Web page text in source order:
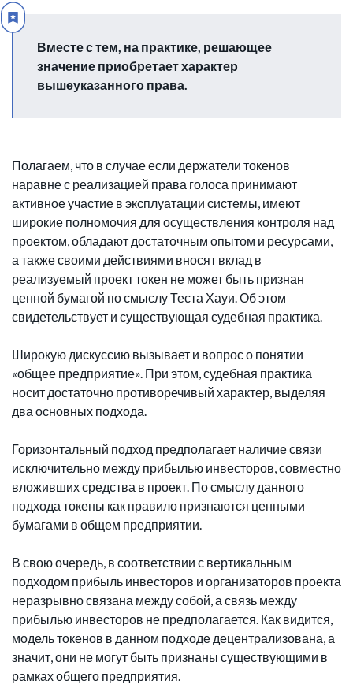
Вместе с тем, на практике, решающее
значение приобретает характер
вышеуказанного права.
Полагаем, что в случае если держатели токенов
наравне с реализацией права голоса принимают
активное участие в эксплуатации системы, имеют
широкие полномочия для осуществления контроля над
проектом, обладают достаточным опытом и ресурсами,
а также своими действиями вносят вклад в
реализуемый проект токен не может быть признан
ценной бумагой по смыслу Теста Хауи. Об этом
свидетельствует и существующая судебная практика.
Широкую дискуссию вызывает и вопрос о понятии
«общее предприятие». При этом, судебная практика
носит достаточно противоречивый характер, выделяя
два основных подхода.
Горизонтальный подход предполагает наличие связи
исключительно между прибылью инвесторов, совместно
вложивших средства в проект. По смыслу данного
подхода токены как правило признаются ценными
бумагами в общем предприятии.
В свою очередь, в соответствии с вертикальным
подходом прибыль инвесторов и организаторов проекта
неразрывно связана между собой, а связь между
прибылью инвесторов не предполагается. Как видится,
модель токенов в данном подходе децентрализована, а
значит, они не могут быть признаны существующими в
рамках общего предприятия.